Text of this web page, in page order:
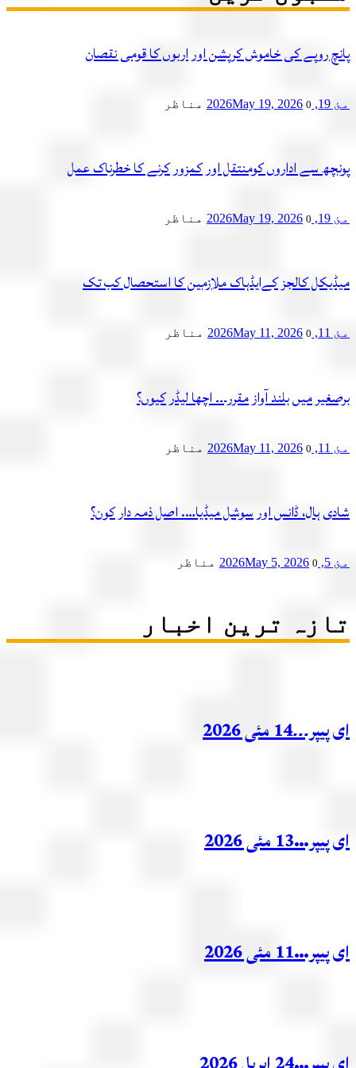
روپے کی خاموش کرپشن اور اربوں کا قومی نقصان
May 19, 2026 0 مناظر
سے اداروں کومنتقل اور کمزور کرنے کا خطرناک عمل
May 19, 2026 0 مناظر
کالجز کےایڈہاک ملازمین کا استحصال کب تک
May 11, 2026 0 مناظر
میں بلند آواز مقرر۔۔۔ اچھا لیڈر کیوں؟
May 11, 2026 مناظر
ہال، ڈانس اور سوشل میڈیا…. اصل ذمہ دار کون؟
May 5, 2026 0 مناظر
ترین اخبار
مئی 2026
مئی 2026
مئی 2026